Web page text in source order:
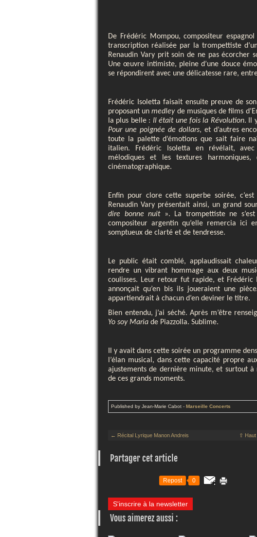
De Frédéric Mompou, compositeur
transcription réalisée par la trompettiste
Renaudin Vary prit soin de ne pas écorcher
Une œuvre intimiste, pleine d’une douce
se répondirent avec une délicatesse rare,
Frédéric Isoletta faisait ensuite preuve de
proposant unmedleyde musiques de films
la plus belle : Il était une fois la Révolution. Il
Pour une poignée de dollars, et d’autres
toute la palette d’émotions que sait faire
italien. Frédéric Isoletta en révélait,
mélodiques et les textures
cinématographique.
Enfin pour clore cette superbe soirée, c’est
Renaudin Vary présentait ainsi, un grand
dire bonne nuit
». La trompettiste ne
compositeur argentin qu’elle remercia ici
somptueux de clarté et de tendresse.
Le public était comblé, applaudissait
rendre un vibrant hommage aux deux
coulisses. Leur retour fut rapide, et
annonçait qu’en bis ils joueraient une
appartiendrait à chacun d’en deviner le titre.
Bien entendu, j’ai séché. Après m’être
Yo soy Maria de Piazzolla. Sublime.
Il y avait dans cette soirée un programme
l’élan musical, dans cette capacité propre
ajustements de dernière minute, et surtout à
de ces grands moments.
Published by Jean-Marie Cabot - Marseille Concerts
← Récital Lyrique Manon Andreis ⇧ Haut
Partager cet article
Repost 0
S'inscrire à la newsletter
Vous aimerez aussi :